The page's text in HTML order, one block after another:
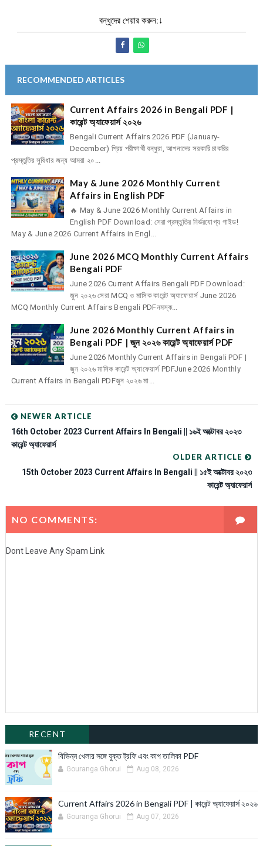
বন্ধুদের শেয়ার করুন:↓
RECOMMENDED ARTICLES
Current Affairs 2026 in Bengali PDF |
কারেন্ট অ্যাফেয়ার্স ২০২৬
Bengali Current Affairs 2026 PDF (January-
December) প্রিয় পরীক্ষার্থী বন্ধুরা, আপনাদের সরকারি চাকরির
প্রস্তুতির সুবিধার জন্য আমরা ২০...
May & June 2026 Monthly Current
Affairs in English PDF
🔥 May & June 2026 Monthly Current Affairs in
English PDF Download: সেরা প্রস্তুতির নির্ভরযোগ্য গাইড!
May & June 2026 Current Affairs in Engl...
June 2026 MCQ Monthly Current Affairs
Bengali PDF
June 2026 Current Affairs Bengali PDF Download:
জুন ২০২৬ সেরা MCQ ও মাসিক কারেন্ট অ্যাফেয়ার্স June 2026
MCQ Monthly Current Affairs Bengali PDFনমস্ক...
June 2026 Monthly Current Affairs in
Bengali PDF | জুন ২০২৬ কারেন্ট অ্যাফেয়ার্স PDF
June 2026 Monthly Current Affairs in Bengali PDF |
জুন ২০২৬ মাসিক কারেন্ট অ্যাফেয়ার্স PDFJune 2026 Monthly
Current Affairs in Bengali PDFজুন ২০২৬ মা...
NEWER ARTICLE
16th October 2023 Current Affairs In Bengali || ১৬ই অক্টোবর ২০২৩
কারেন্ট অ্যাফেয়ার্স
OLDER ARTICLE
15th October 2023 Current Affairs In Bengali || ১৫ই অক্টোবর ২০২৩
কারেন্ট অ্যাফেয়ার্স
NO COMMENTS:
Dont Leave Any Spam Link
RECENT
বিভিন্ন খেলার সঙ্গে যুক্ত ট্রফি এবং কাপ তালিকা PDF
Gouranga Ghorui Aug 08, 2026
Current Affairs 2026 in Bengali PDF | কারেন্ট অ্যাফেয়ার্স ২০২৬
Gouranga Ghorui Aug 07, 2026